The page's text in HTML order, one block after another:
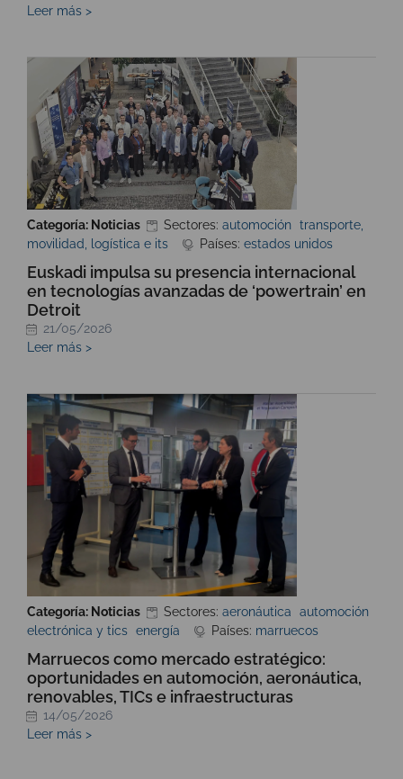
Leer más >
Categoría: Noticias Sectores: automoción transporte,
movilidad, logística e its
Países: estados unidos
Euskadi impulsa su presencia internacional
en tecnologías avanzadas de ‘powertrain’ en
Detroit
21/05/2026
Leer más >
Categoría: Noticias Sectores: aeronáutica
automoción
electrónica y tics energía Países: marruecos
Marruecos como mercado estratégico:
oportunidades en automoción, aeronáutica,
renovables, TICs e infraestructuras
14/05/2026
Leer más >